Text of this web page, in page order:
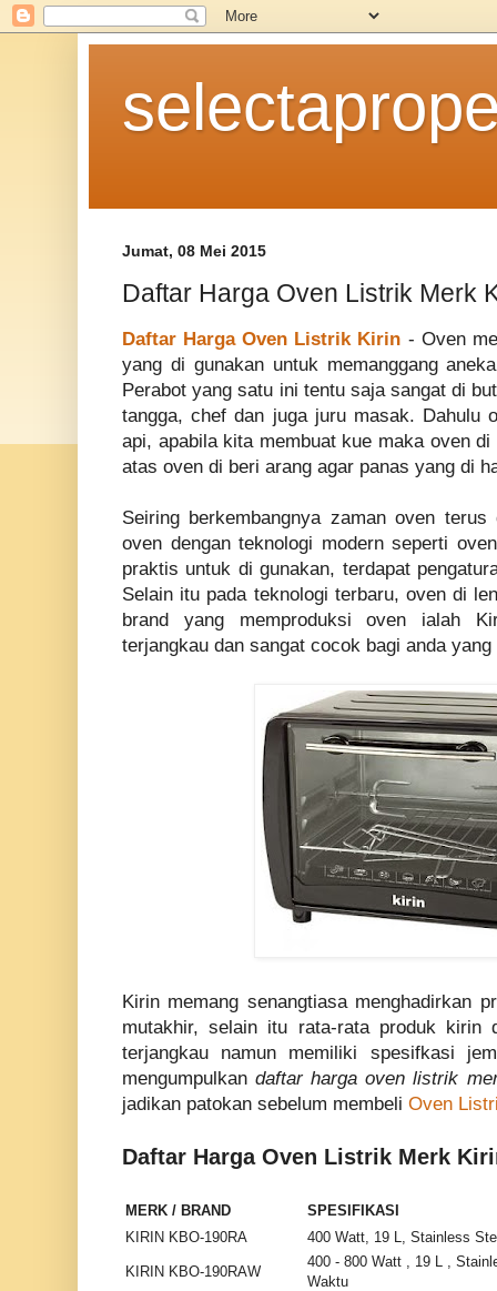
Jumat, 08 Mei 2015
Daftar Harga Oven Listrik Merk
Daftar Harga Oven Listrik Kirin - Oven
yang di gunakan untuk memanggang
Perabot yang satu ini tentu saja sangat di
tangga, chef dan juga juru masak. Dahulu
api, apabila kita membuat kue maka oven
atas oven di beri arang agar panas yang di
Seiring berkembangnya zaman oven
oven dengan teknologi modern seperti
praktis untuk di gunakan, terdapat
Selain itu pada teknologi terbaru, oven di
brand yang memproduksi oven ialah
terjangkau dan sangat cocok bagi anda
Kirin memang senangtiasa menghadirkan
mutakhir, selain itu rata-rata produk kirin
terjangkau namun memiliki spesifkasi
mengumpulkandaftar harga oven listrik
jadikan patokan sebelum membeli Oven
Daftar Harga Oven Listrik Merk
MERK / BRAND
SPESIFIKASI
KIRIN KBO-190RA
400 Watt, 19 L, Stainless
KIRIN KBO-190RAW
400 - 800 Watt , 19 L ,
Waktu